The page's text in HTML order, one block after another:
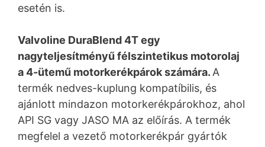
esetén is.
Valvoline DuraBlend 4T egy
nagyteljesítményű félszintetikus motorolaj
a 4-ütemű motorkerékpárok számára. A
termék nedves-kuplung kompatíbilis, és
ajánlott mindazon motorkerékpárokhoz, ahol
API SG vagy JASO MA az előírás. A termék
megfelel a vezető motorkerékpár gyártók